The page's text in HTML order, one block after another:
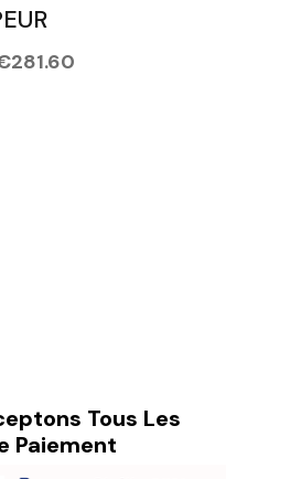
281.60
Tous Les
Paiement